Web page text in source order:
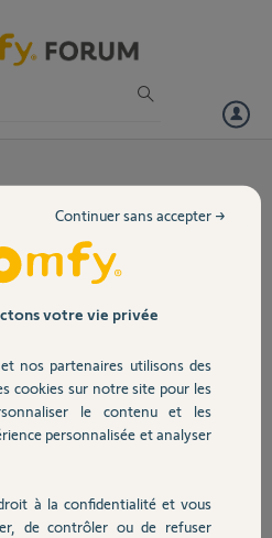
One et Home Alarme
"Home Alarm" avec la caméra
au système comme un périphérique
de télésurveillance en incluant cette
votre vie privée
nos partenaires utilisons des
cookies sur notre site pour les
le contenu et les
personnalisée et analyser
à la confidentialité et vous
de contrôler ou de refuser
Continuer sans accepter →